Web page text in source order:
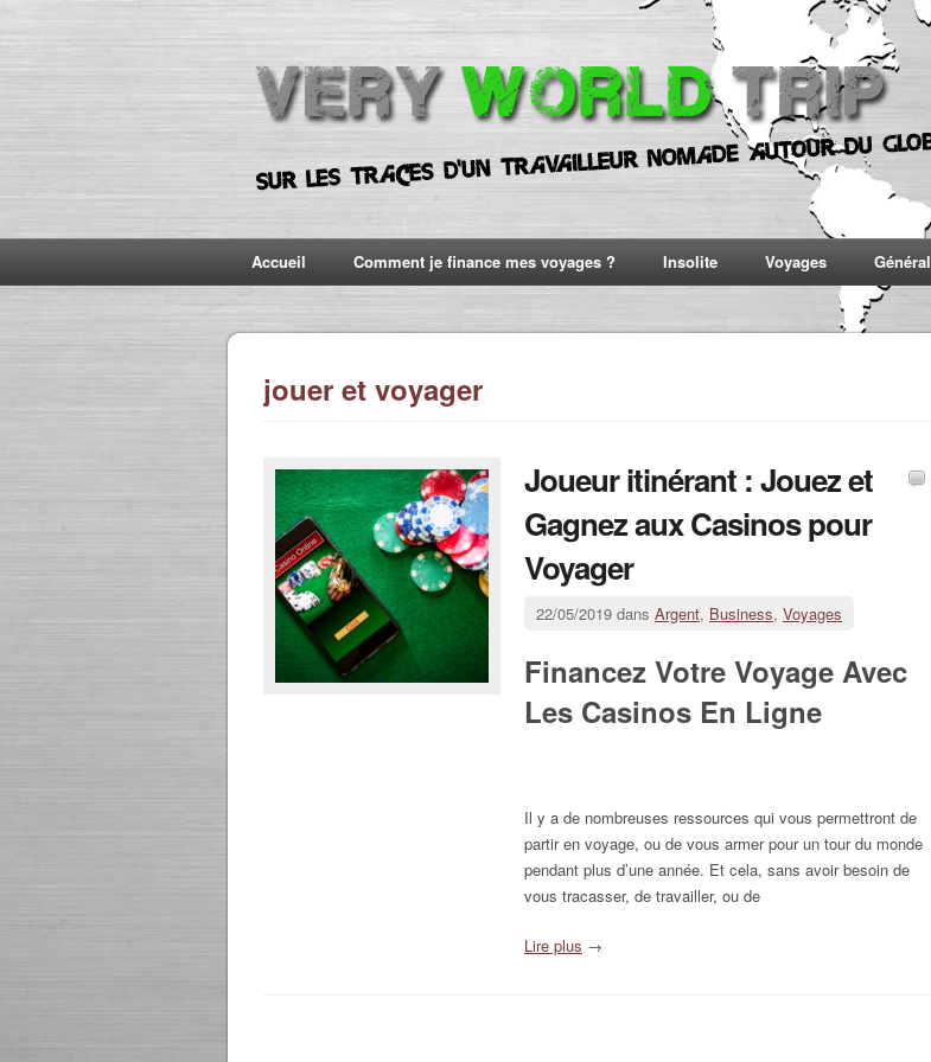
Accueil Comment je finance mes voyages ? Insolite Voyages Général
jouer et voyager
Joueur itinérant : Jouez et
Gagnez aux Casinos pour
Voyager
22/05/2019 dans Argent, Business, Voyages
Financez Votre Voyage Avec
Les Casinos En Ligne
Il y a de nombreuses ressources qui vous permettront de
partir en voyage, ou de vous armer pour un tour du monde
pendant plus d’une année. Et cela, sans avoir besoin de
vous tracasser, de travailler, ou de
Lire plus →